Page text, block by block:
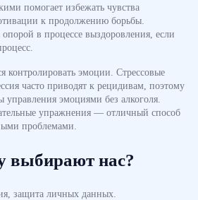
помогает избежать чувства
к продолжению борьбы.
в процессе выздоровления, если
контролировать эмоции. Стрессовые
часто приводят к рецидивам, поэтому
эмоциями без алкоголя.
упражнения — отличный способ
проблемами.
выбирают нас?
защита личных данных.